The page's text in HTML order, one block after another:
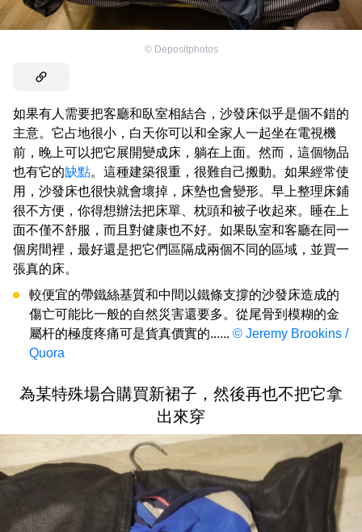
© Depositphotos
如果有人需要把客廳和臥室相結合，沙發床似乎是個不錯的
主意。它占地很小，白天你可以和全家人一起坐在電視機
前，晚上可以把它展開變成床，躺在上面。然而，這個物品
也有它的缺點。這種建築很重，很難自己搬動。如果經常使
用，沙發床也很快就會壞掉，床墊也會變形。早上整理床鋪
很不方便，你得想辦法把床單、枕頭和被子收起來。睡在上
面不僅不舒服，而且對健康也不好。如果臥室和客廳在同一
個房間裡，最好還是把它們區隔成兩個不同的區域，並買一
張真的床。
較便宜的帶鐵絲基質和中間以鐵條支撐的沙發床造成的
傷亡可能比一般的自然災害還要多。從尾骨到模糊的金
屬杆的極度疼痛可是貨真價實的...... © Jeremy Brookins /
Quora
為某特殊場合購買新裙子，然後再也不把它拿
出來穿